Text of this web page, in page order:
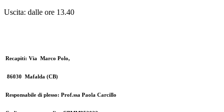
Uscita: dalle ore 13.40
Recapiti: Via Marco Polo,
86030 Mafalda (CB)
Responsabile di plesso: Prof.ssa Paola Carcillo